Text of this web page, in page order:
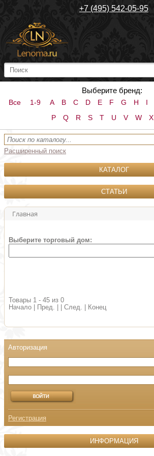
+7 (495) 542-05-95
Выберите бренд:
Все 1-9 A B C D E F G H I
P
Q R S T U V W X
Расширенный поиск
КАТАЛОГ
СТАТЬИ
Главная
Выберите торговый дом:
Товары 1 - 45 из 0
Начало | Пред. | | След. | Конец
Регистрация
ИНФОРМАЦИЯ